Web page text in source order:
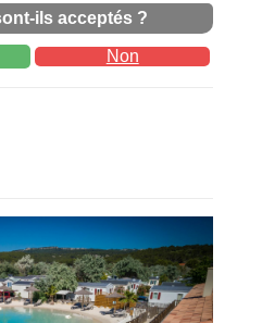
ils acceptés ?
Non